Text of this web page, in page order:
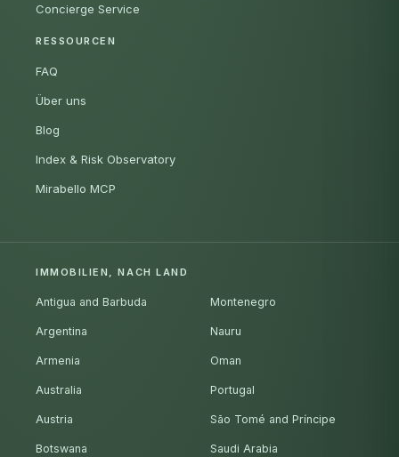
Concierge Service
RESSOURCEN
FAQ
Über uns
Blog
Index & Risk Observatory
Mirabello MCP
IMMOBILIEN, NACH LAND
Antigua and Barbuda
Argentina
Armenia
Australia
Austria
Botswana
Montenegro
Nauru
Oman
Portugal
São Tomé and Príncipe
Saudi Arabia